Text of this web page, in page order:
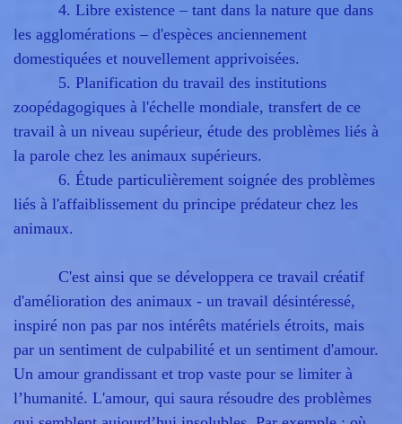
4. Libre existence – tant dans la nature que dans
les agglomérations – d'espèces anciennement
domestiquées et nouvellement apprivoisées.
5. Planification du travail des institutions
zoopédagogiques à l'échelle mondiale, transfert de ce
travail à un niveau supérieur, étude des problèmes liés à
la parole chez les animaux supérieurs.
6. Étude particulièrement soignée des problèmes
liés à l'affaiblissement du principe prédateur chez les
animaux.
C'est ainsi que se développera ce travail créatif
d'amélioration des animaux - un travail désintéressé,
inspiré non pas par nos intérêts matériels étroits, mais
par un sentiment de culpabilité et un sentiment d'amour.
Un amour grandissant et trop vaste pour se limiter à
l’humanité. L'amour, qui saura résoudre des problèmes